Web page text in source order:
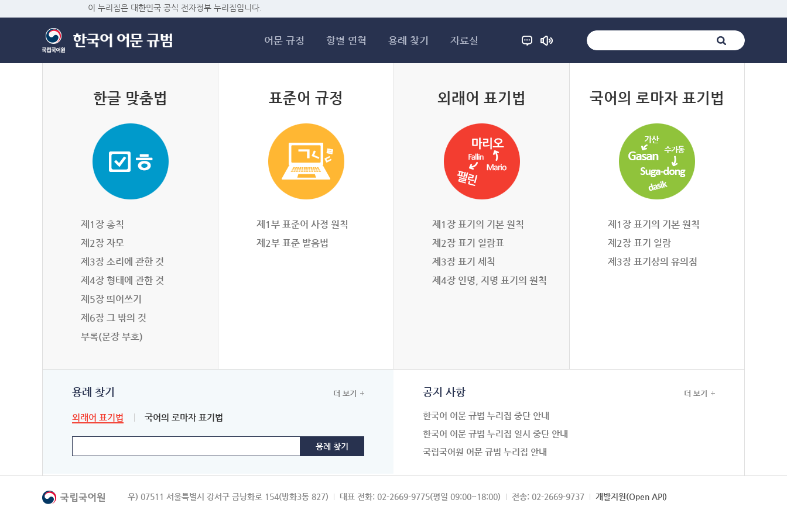
이 누리집은 대한민국 공식 전자정부 누리집입니다.
어문 규정 항별 연혁 용례 찾기 자료실
한글 맞춤법
제1장 총칙
제2장 자모
제3장 소리에 관한 것
제4장 형태에 관한 것
제5장 띄어쓰기
제6장 그 밖의 것
부록(문장 부호)
표준어 규정
제1부 표준어 사정 원칙
제2부 표준 발음법
외래어 표기법
제1장 표기의 기본 원칙
제2장 표기 일람표
제3장 표기 세칙
제4장 인명, 지명 표기의 원칙
국어의 로마자 표기법
제1장 표기의 기본 원칙
제2장 표기 일람
제3장 표기상의 유의점
용례 찾기
외래어 표기법 국어의 로마자 표기법
더 보기 공지 사항
한국어 어문 규범 누리집 중단 안내
한국어 어문 규범 누리집 일시 중단 안내
국립국어원 어문 규범 누리집 안내
더 보기
우) 07511 서울특별시 강서구 금낭화로 154(방화3동 827) 대표 전화: 02-2669-9775(평일 09:00~18:00) 전송: 02-2669-9737 개발지원(Open API)